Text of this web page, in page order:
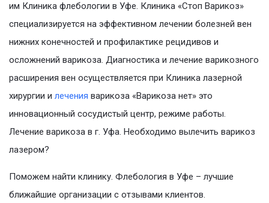
им Клиника флебологии в Уфе. Клиника «Стоп Варикоз»
специализируется на эффективном лечении болезней вен
нижних конечностей и профилактике рецидивов и
осложнений варикоза. Диагностика и лечение варикозного
расширения вен осуществляется при Клиника лазерной
хирургии и лечения варикоза «Варикоза нет» это
инновационный сосудистый центр, режиме работы.
Лечение варикоза в г. Уфа. Необходимо вылечить варикоз
лазером?
Поможем найти клинику. Флебология в Уфе – лучшие
ближайшие организации с отзывами клиентов.